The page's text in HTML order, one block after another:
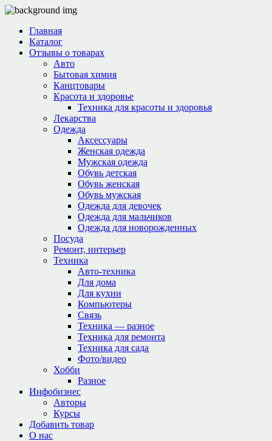
Главная
Каталог
Отзывы о товарах
Авто
Бытовая химия
Канцтовары
Красота и здоровье
Техника для красоты и здоровья
Лекарства
Одежда
Аксессуары
Женская одежда
Мужская одежда
Обувь детская
Обувь женская
Обувь мужская
Одежда для девочек
Одежда для мальчиков
Одежда для новорожденных
Посуда
Ремонт, интерьер
Техника
Авто-техника
Для дома
Для кухни
Компьютеры
Связь
Техника — разное
Техника для ремонта
Техника для сада
Фото/видео
Хобби
Разное
Инфобизнес
Авторы
Курсы
Добавить товар
О нас